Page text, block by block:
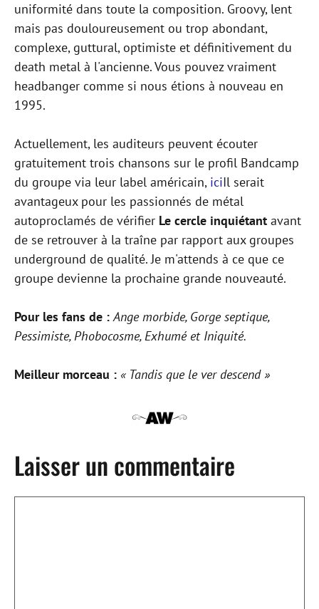
uniformité dans toute la composition. Groovy, lent
mais pas douloureusement ou trop abondant,
complexe, guttural, optimiste et définitivement du
death metal à l'ancienne. Vous pouvez vraiment
headbanger comme si nous étions à nouveau en
1995.
Actuellement, les auditeurs peuvent écouter
gratuitement trois chansons sur le profil Bandcamp
du groupe via leur label américain, iciIl serait
avantageux pour les passionnés de métal
autoproclamés de vérifier Le cercle inquiétant avant
de se retrouver à la traîne par rapport aux groupes
underground de qualité. Je m'attends à ce que ce
groupe devienne la prochaine grande nouveauté.
Pour les fans de : Ange morbide, Gorge septique,
Pessimiste, Phobocosme, Exhumé et Iniquité.
Meilleur morceau : « Tandis que le ver descend »
Laisser un commentaire